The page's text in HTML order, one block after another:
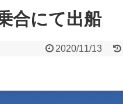
合にて出船
2020/11/13